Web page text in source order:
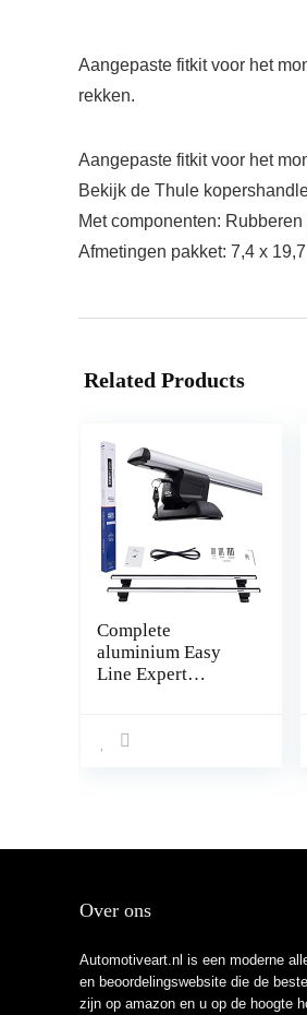
Aangepaste fitkit voor het
rekken.
Aangepaste fitkit voor het
Bekijk de Thule
Met componenten: Rubberen
Afmetingen pakket: 7,4 x
Related Products
Complete
aluminium Easy
Line Expert
R-Klasse W251
punten met sluit
kg
Over ons
Automotiveart.nl is een moderne
en beoordelingswebsite die de
zijn op amazon en u op de hoogte